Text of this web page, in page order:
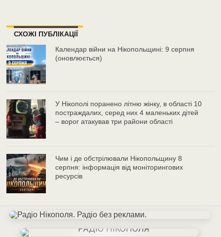
СХОЖІ ПУБЛІКАЦІЇ
Календар війни на Нікопольщині: 9 серпня
(оновлюється)
У Нікополі поранено літню жінку, в області 10
постраждалих, серед них 4 маленьких дітей
– ворог атакував три райони області
Чим і де обстрілювали Нікопольщину 8
серпня: інформація від моніторингових
ресурсів